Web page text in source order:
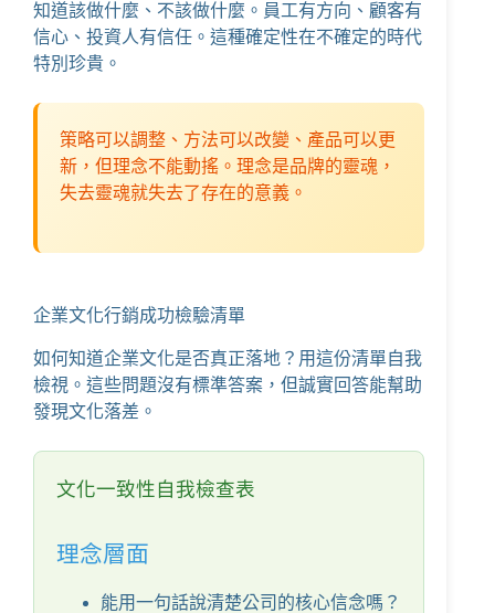
知道該做什麼、不該做什麼。員工有方向、顧客有
信心、投資人有信任。這種確定性在不確定的時代
特別珍貴。
策略可以調整、方法可以改變、產品可以更
新，但理念不能動搖。理念是品牌的靈魂，
失去靈魂就失去了存在的意義。
企業文化行銷成功檢驗清單
如何知道企業文化是否真正落地？用這份清單自我
檢視。這些問題沒有標準答案，但誠實回答能幫助
發現文化落差。
文化一致性自我檢查表
理念層面
能用一句話說清楚公司的核心信念嗎？